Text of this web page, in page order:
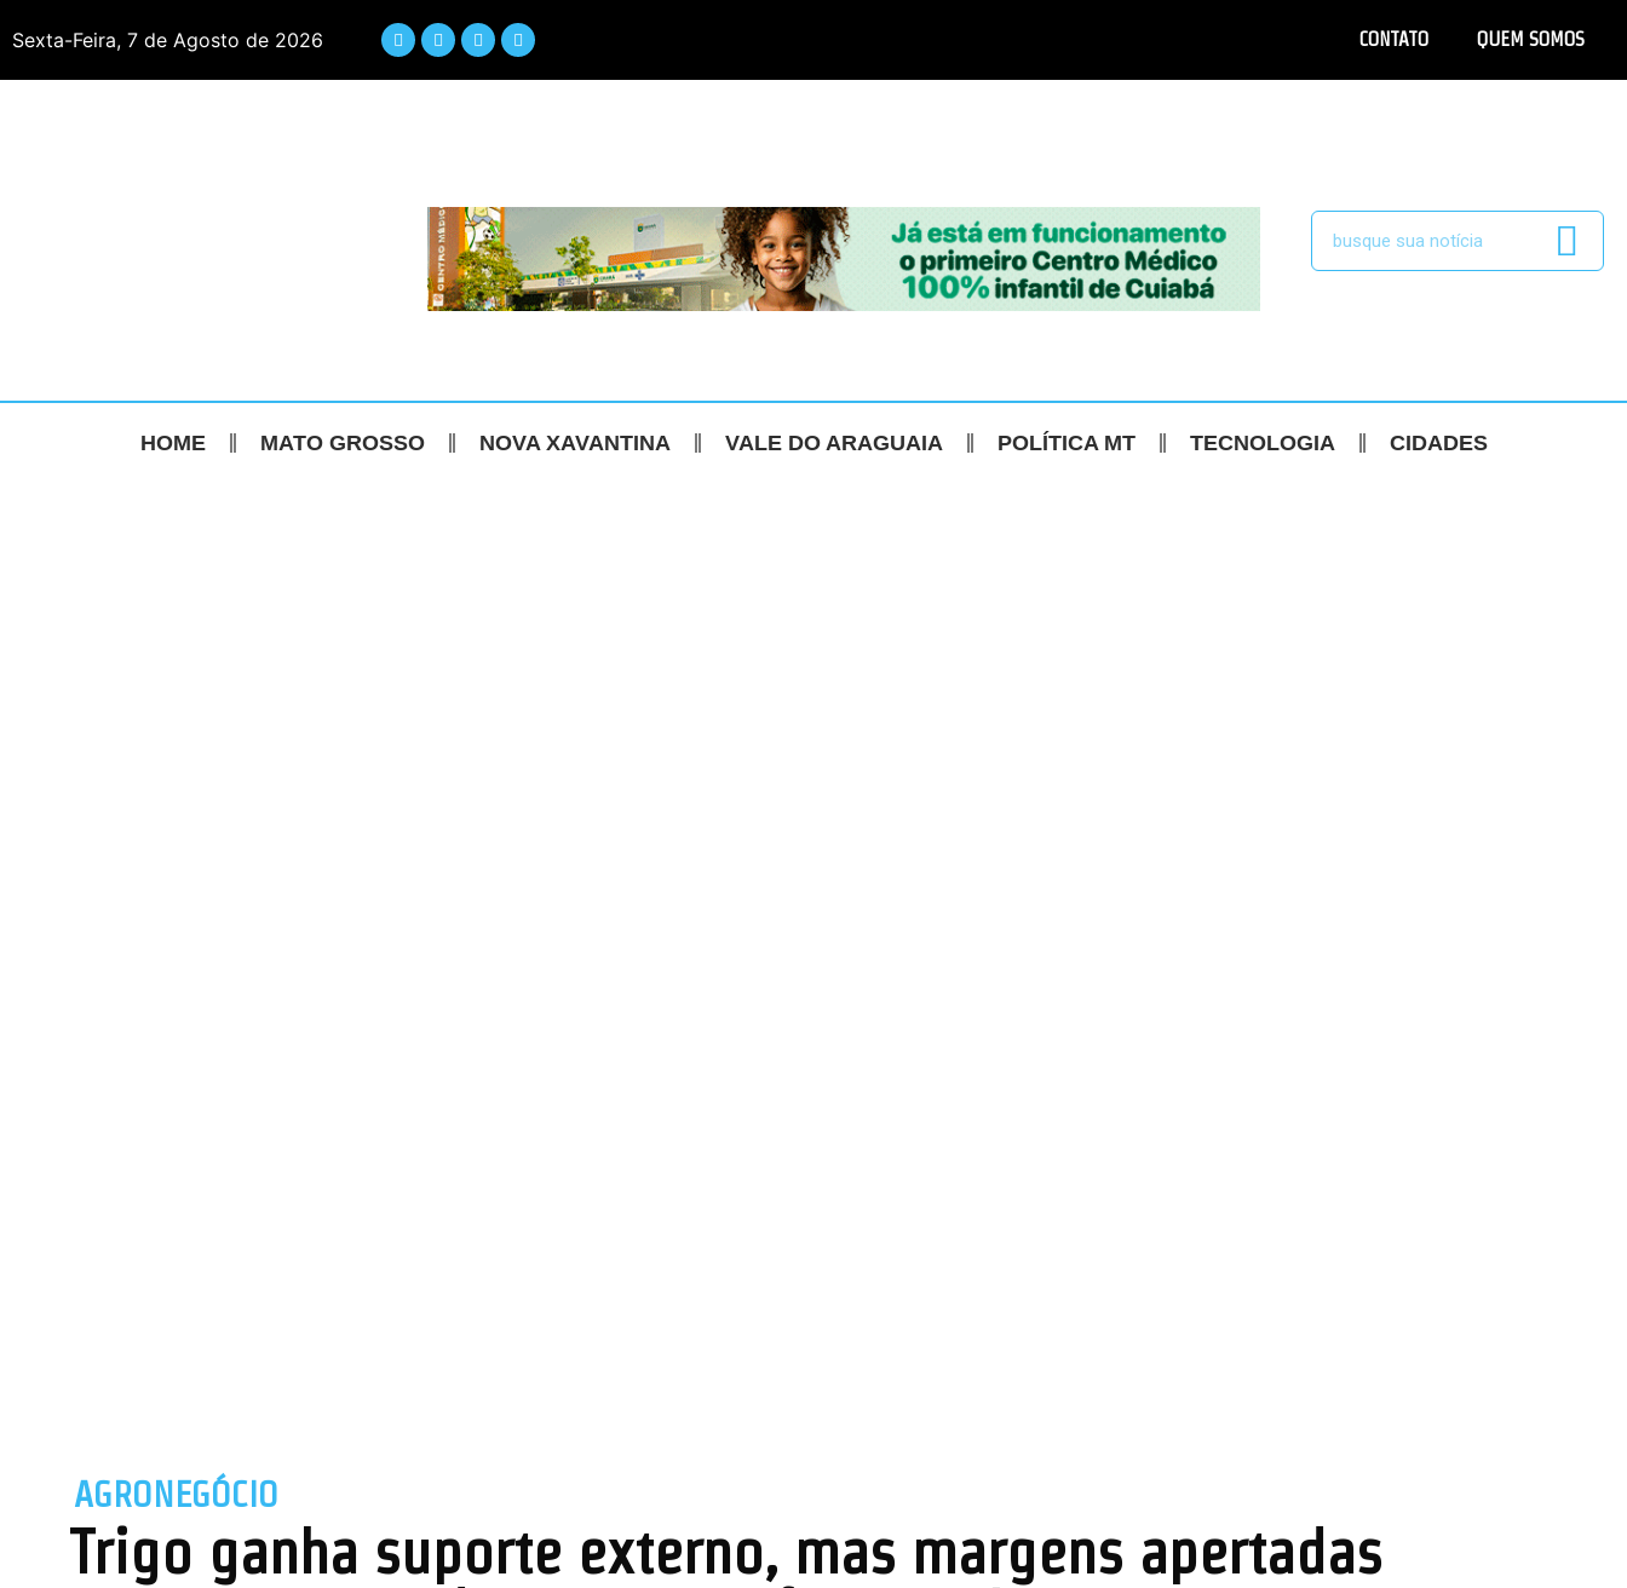
Sexta-Feira, 7 de Agosto de 2026 CONTATO QUEM SOMOS
HOME MATO GROSSO NOVA XAVANTINA VALE DO ARAGUAIA POLÍTICA MT TECNOLOGIA CIDADES
AGRONEGÓCIO
Trigo ganha suporte externo, mas margens apertadas